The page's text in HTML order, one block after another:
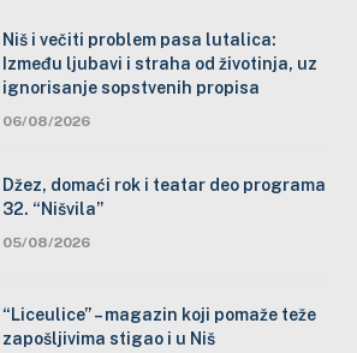
Niš i večiti problem pasa lutalica:
Između ljubavi i straha od životinja, uz
ignorisanje sopstvenih propisa
06/08/2026
Džez, domaći rok i teatar deo programa
32. “Nišvila”
05/08/2026
“Liceulice” – magazin koji pomaže teže
zapošljivima stigao i u Niš